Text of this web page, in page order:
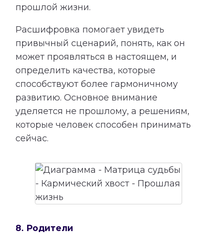
прошлой жизни.
Расшифровка помогает увидеть
привычный сценарий, понять, как он
может проявляться в настоящем, и
определить качества, которые
способствуют более гармоничному
развитию. Основное внимание
уделяется не прошлому, а решениям,
которые человек способен принимать
сейчас.
8. Родители